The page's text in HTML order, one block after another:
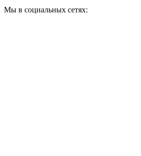
Мы в социальных сетях: